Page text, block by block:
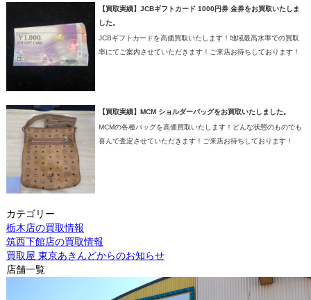
【買取実績】JCBギフトカード 1000円券 金券をお買取いたしま
した。
JCBギフトカードを高価買取いたします！地域最高水準での買取
率にてご案内させていただきます！ご来店お待ちしております！
【買取実績】MCM ショルダーバッグをお買取いたしました。
MCMの各種バッグを高価買取いたします！どんな状態のものでも
喜んで査定させていただきます！ご来店お待ちしております！
カテゴリー
栃木店の買取情報
筑西下館店の買取情報
買取屋 東京あきんどからのお知らせ
店舗一覧